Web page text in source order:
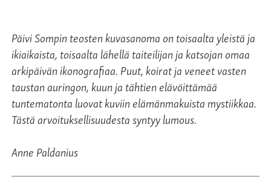
Päivi Sompin teosten kuvasanoma on toisaalta yleistä ja
ikiaikaista, toisaalta lähellä taiteilijan ja katsojan omaa
arkipäivän ikonografiaa. Puut, koirat ja veneet vasten
taustan auringon, kuun ja tähtien elävöittämää
tuntematonta luovat kuviin elämänmakuista mystiikkaa.
Tästä arvoituksellisuudesta syntyy lumous.
Anne Paldanius